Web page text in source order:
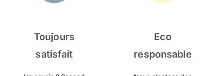
Toujours
satisfait
Eco
responsable